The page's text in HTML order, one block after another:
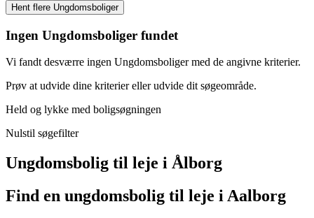
Ingen Ungdomsboliger fundet
Vi fandt desværre ingen Ungdomsboliger med de angivne kriterier.
Prøv at udvide dine kriterier eller udvide dit søgeområde.
Held og lykke med boligsøgningen
Nulstil søgefilter
Ungdomsbolig til leje i Ålborg
Find en ungdomsbolig til leje i Aalborg